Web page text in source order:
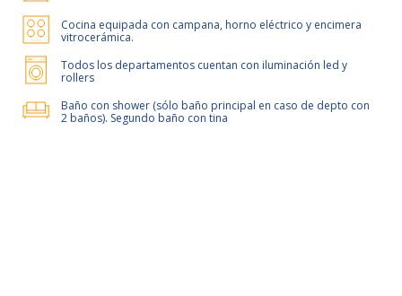
Cocina equipada con campana, horno eléctrico y encimera
vitrocerámica.
Todos los departamentos cuentan con iluminación led y
rollers
Baño con shower (sólo baño principal en caso de depto con
2 baños). Segundo baño con tina